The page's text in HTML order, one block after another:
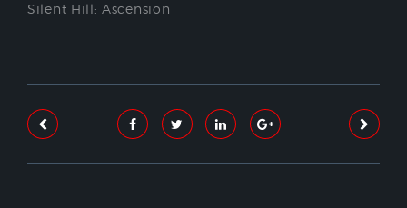
Silent Hill: Ascension